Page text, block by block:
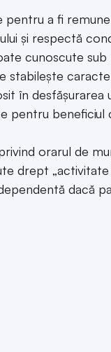
pentru a fi
și respectă
cunoscute sub
stabilește
în desfășurarea
pentru beneficiul
orarul de
drept „activitate
dacă